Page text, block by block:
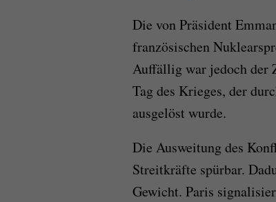
Die von Präsident
französischen
Auffällig war jedoch der
Tag des Krieges, der
ausgelöst wurde.
Die Ausweitung des
Streitkräfte spürbar.
Gewicht. Paris